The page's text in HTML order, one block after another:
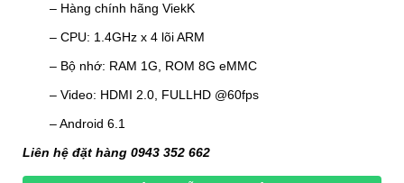
– Hàng chính hãng ViekK
– CPU: 1.4GHz x 4 lõi ARM
– Bộ nhớ: RAM 1G, ROM 8G eMMC
– Video: HDMI 2.0, FULLHD @60fps
– Android 6.1
Liên hệ đặt hàng 0943 352 662